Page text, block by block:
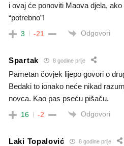
i ovaj će ponoviti Maova djela,
“potrebno”!
3 -21 Odgovori
Spartak 8 godine prije
Pametan čovjek lijepo govori o
Bedaki to ionako neće nikad
novca. Kao pas pseću pišaču.
16 -2 Odgovori
Laki Topalović 8 godine prije